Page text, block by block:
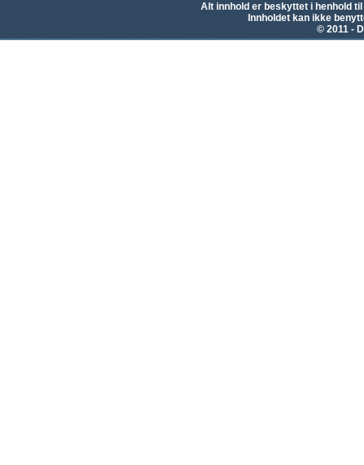
Alt innhold er beskyttet i henhold
Innholdet kan ikke
© 2011 -